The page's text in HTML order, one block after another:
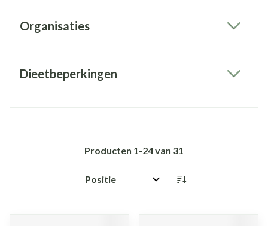
Organisaties
Dieetbeperkingen
Producten 1-24van 31
Sorteer op: